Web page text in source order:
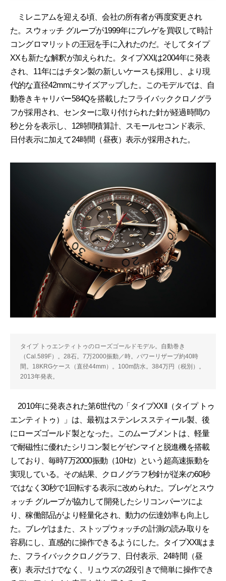
ミレニアムを迎える頃、会社の所有者が再度変更され
た。スウォッチ グループが1999年にブレゲを買収して時計
コングロマリットの王冠を手に入れたのだ。そしてタイプ
XXも新たな解釈が加えられた。タイプXXIは2004年に発表
され、11年にはチタン製の新しいケースも採用し、より現
代的な直径42mmにサイズアップした。このモデルでは、自
動巻きキャリバー584Qを搭載したフライバッククロノグラ
フが採用され、センターに取り付けられた針が経過時間の
秒と分を表示し、12時間積算計、スモールセコンド表示、
日付表示に加えて24時間（昼夜）表示が採用された。
タイプ トゥエンティトゥのローズゴールドモデル。自動巻き
（Cal.589F）。28石。7万2000振動／時。パワーリザーブ約40時
間。18KRGケース（直径44mm）。100m防水。384万円（税別）。
2013年発表。
2010年に発表された第6世代の「タイプXXII（タイプ トゥ
エンティトゥ）」は、最初はステンレススティール製、後
にローズゴールド製となった。このムーブメントは、軽量
で耐磁性に優れたシリコン製ヒゲゼンマイと脱進機を搭載
しており、毎時7万2000振動（10Hz）という超高速振動を
実現している。その結果、クロノグラフ秒針が従来の60秒
ではなく30秒で1回転する表示に改められた。ブレゲとスウ
ォッチ グループが協力して開発したシリコンパーツによ
り、稼働部品がより軽量化され、動力の伝達効率も向上し
た。ブレゲはまた、ストップウォッチの計測の読み取りを
容易にし、直感的に操作できるようにした。タイプXXIIはま
た、フライバッククロノグラフ、日付表示、24時間（昼
夜）表示だけでなく、リュウズの2段引きで簡単に操作でき